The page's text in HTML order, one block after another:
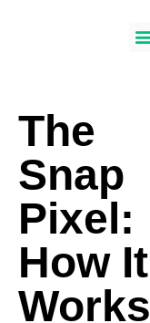
The
Snap
Pixel:
How It
Works